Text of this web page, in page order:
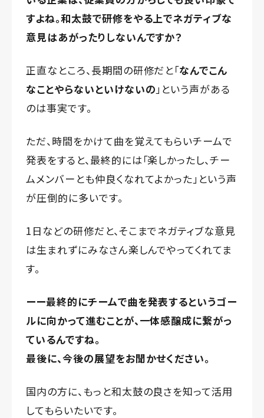
すよね。和太鼓で研修をやる上でネガティブな
意見はあがったりしないんですか？
正直なところ、長期間の研修だと「なんでこん
なことやらないといけないの 」という声がある
のは事実です。
ただ、時間をかけて曲を覚えてもらいチームで
発表をすると、最終的には「楽しかったし、チー
ムメンバーとも仲良くなれてよかった」という声
が圧倒的に多いです。
1日などの研修だと、そこまでネガティブな意見
は生まれずにみなさん楽しんでやってくれてま
す。
ーー最終的にチームで曲を発表するというゴー
ルに向かって進むことが、一体感醸成に繋がっ
ているんですね。
最後に、今後の展望をお聞かせください。
国内の方に、もっと和太鼓の良さを知って活用
してもらいたいです。